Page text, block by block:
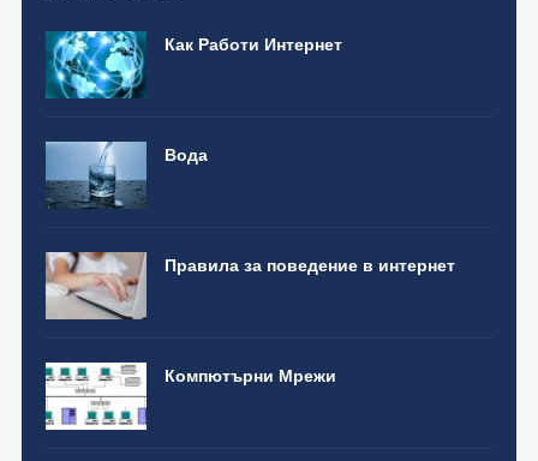
Как Работи Интернет
Вода
Правила за поведение в интернет
Компютърни Мрежи